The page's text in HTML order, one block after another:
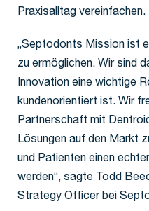
Praxisalltag vereinfachen.
„Septodonts Mission ist
zu ermöglichen. Wir sind
Innovation eine wichtige
kundenorientiert ist. Wir
Partnerschaft mit
Lösungen auf den Markt
und Patienten einen
werden“, sagte Todd
Strategy Officer bei